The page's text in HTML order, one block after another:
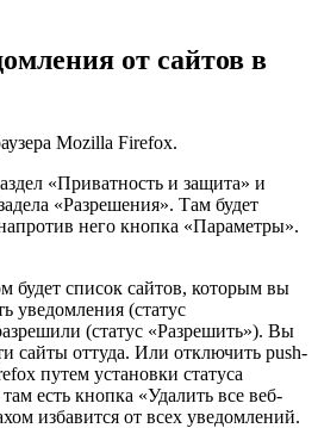
от сайтов в
Mozilla Firefox.
«Приватность и защита» и
«Разрешения». Там будет
него кнопка «Параметры».
будет список сайтов, которым вы
уведомления (статус
(статус «Разрешить»). Вы
сайты оттуда. Или отключить push-
путем установки статуса
есть кнопка «Удалить все веб-
избавится от всех уведомлений.